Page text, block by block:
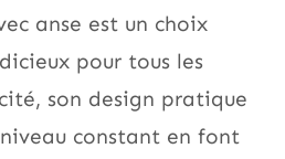
anse est un choix
pour tous les
son design pratique
constant en font